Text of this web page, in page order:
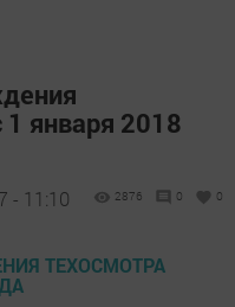
января 2018
- 11:10 2876 0 0